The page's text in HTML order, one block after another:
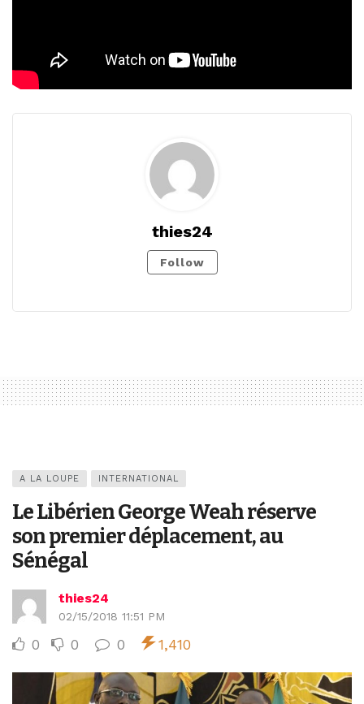
thies24
Follow
A LA LOUPE INTERNATIONAL
Le Libérien George Weah réserve
son premier déplacement, au
Sénégal
thies24
02/15/2018 11:51 PM
0 0 0 1,410